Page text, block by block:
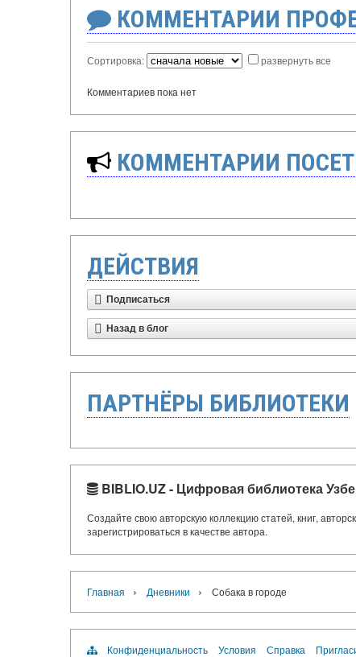
КОММЕНТАРИИ
Сортировка: развернуть все
Комментариев пока нет
КОММЕНТАРИИ
ДЕЙСТВИЯ
Подписаться
Назад в блог
ПАРТНЁРЫ БИБЛИОТЕКИ
BIBLIO.UZ - Цифровая библиотека
Создайте свою авторскую коллекцию статей, книг,
зарегистрироваться в качестве автора.
Главная › Дневники › Собака в городе
Конфиденциальность Условия Справка